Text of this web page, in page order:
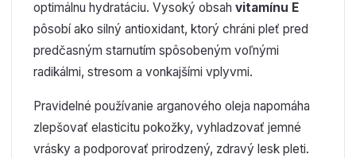
optimálnu hydratáciu. Vysoký obsah vitamínu E
pôsobí ako silný antioxidant, ktorý chráni pleť pred
predčasným starnutím spôsobeným voľnými
radikálmi, stresom a vonkajšími vplyvmi.
Pravidelné používanie arganového oleja napomáha
zlepšovať elasticitu pokožky, vyhladzovať jemné
vrásky a podporovať prirodzený, zdravý lesk pleti.